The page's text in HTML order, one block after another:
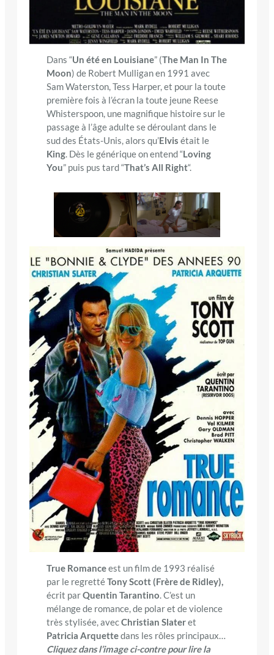
Dans “Un été en Louisiane” (The Man In The
Moon) de Robert Mulligan en 1991 avec
Sam Waterston, Tess Harper, et pour la toute
première fois à l’écran la toute jeune Reese
Whisterspoon, une magnifique histoire sur le
passage à l’âge adulte se déroulant dans le
sud des États-Unis, alors qu’Elvis était le
King. Dès le générique on entend “Loving
You” puis pus tard “That’s All Right“.
True Romanceest un film de 1993 réalisé
par le regrettéTony Scott (Frère de Ridley),
écrit parQuentin Tarantino . C’est un
mélange de romance, de polar et de violence
très stylisée, avecChristian Slateret
Patricia Arquettedans les rôles principaux…
Cliquez dans l’image ci-contre pour lire la